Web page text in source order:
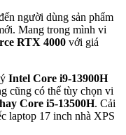
người dùng sản phẩm
Mang trong mình vi
RTX 4000 với giá
Intel Core i9-13900H
cũng có thể tùy chọn vi
Core i5-13500H. Cải
laptop 17 inch nhà XPS